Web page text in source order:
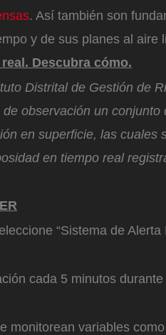
. Así también son
y de sus planes al aire
Descubra cómo.
Distrital de Gestión de
observación un conjunto
en superficie, las cuales
en tiempo real
“Sistema de Alerta
cada 5 minutos
monitorean variables